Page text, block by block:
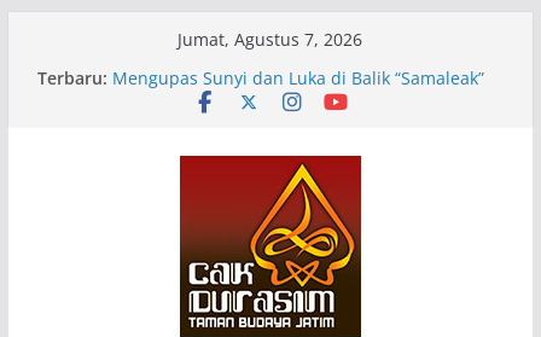
Jumat, Agustus 7, 2026
Terbaru: Pameran Lukisan Komunitas Patria Seni Rupa
Kota Blitar : Ketika “Bergerak” Menjadi Mantra
Mengupas Sunyi dan Luka di Balik “Samaleak”
Menjaga Marwah Seni dan Budaya: Catatan
Kunjungan Kerja Ir. Bambang Haryo Soekartono
(BHS) Anggota DPR RI ke Taman Budaya Jawa
Pameran Tunggal 35 Karya Agus Koecink
“Tumbang Tambang”, Ungkapan Kritis Tentang
Derita Pekerja Pertambangan